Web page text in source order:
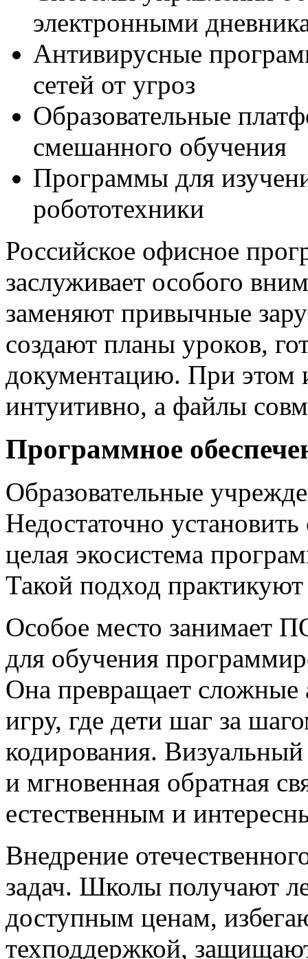
электронными
Антивирусные
сетей от угроз
Образовательные
смешанного обучения
Программы для
робототехники
Российское офисное
заслуживает особого
заменяют привычные
создают планы уроков,
документацию. При этом
интуитивно, а файлы
Программное
Образовательные
Недостаточно
целая экосистема
Такой подход
Особое место занимает
для обучения
Она превращает сложные
игру, где дети шаг за
кодирования.
и мгновенная обратная
естественным и
Внедрение
задач. Школы получают
доступным ценам,
техподдержкой,